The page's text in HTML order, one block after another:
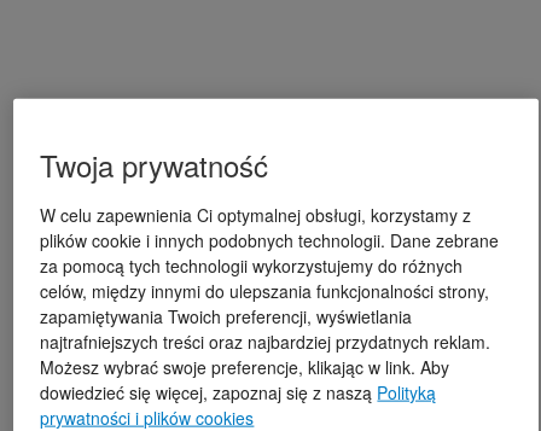
Twoja prywatność
W celu zapewnienia Ci optymalnej obsługi, korzystamy z
plików cookie i innych podobnych technologii. Dane zebrane
za pomocą tych technologii wykorzystujemy do różnych
celów, między innymi do ulepszania funkcjonalności strony,
zapamiętywania Twoich preferencji, wyświetlania
najtrafniejszych treści oraz najbardziej przydatnych reklam.
Możesz wybrać swoje preferencje, klikając w link. Aby
dowiedzieć się więcej, zapoznaj się z naszą Polityką
prywatności i plików cookies